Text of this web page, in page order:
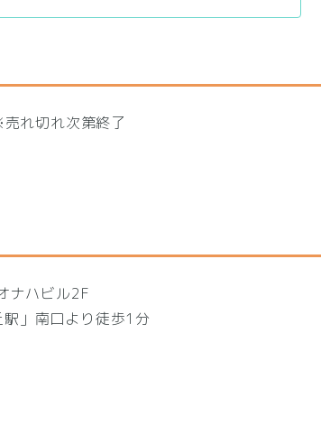
れ切れ次第終了
ナハビル2F
駅」南口より徒歩1分